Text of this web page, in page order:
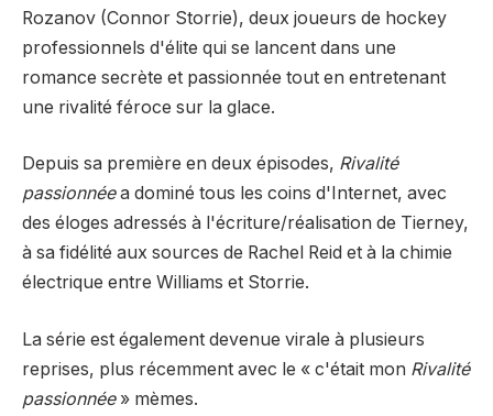
Rozanov (Connor Storrie), deux joueurs de hockey
professionnels d'élite qui se lancent dans une
romance secrète et passionnée tout en entretenant
une rivalité féroce sur la glace.
Depuis sa première en deux épisodes, Rivalité
passionnéea dominé tous les coins d'Internet, avec
des éloges adressés à l'écriture/réalisation de Tierney,
à sa fidélité aux sources de Rachel Reid et à la chimie
électrique entre Williams et Storrie.
La série est également devenue virale à plusieurs
reprises, plus récemment avec le « c'était mon Rivalité
passionnée» mèmes.